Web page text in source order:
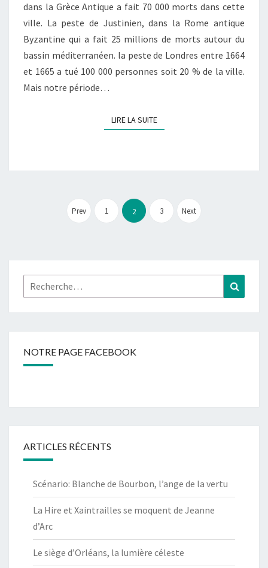
dans la Grèce Antique a fait 70 000 morts dans cette
ville. La peste de Justinien, dans la Rome antique
Byzantine qui a fait 25 millions de morts autour du
bassin méditerranéen. la peste de Londres entre 1664
et 1665 a tué 100 000 personnes soit 20 % de la ville.
Mais notre période…
LIRE LA SUITELIRE LA SUITE
Pagination
des
publications
Prev 1 2 3 Next
Rechercher :
NOTRE PAGE FACEBOOK
ARTICLES RÉCENTS
Scénario: Blanche de Bourbon, l’ange de la vertu
La Hire et Xaintrailles se moquent de Jeanne
d’Arc
Le siège d’Orléans, la lumière céleste